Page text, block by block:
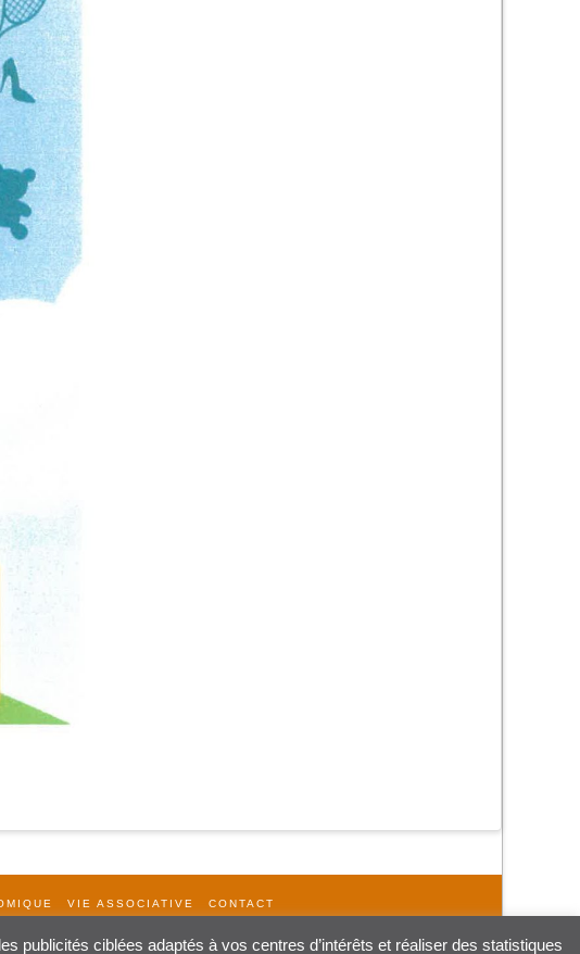
VIE ASSOCIATIVE CONTACT
publicités ciblées adaptés à vos centres d’intérêts et réaliser des statistiques